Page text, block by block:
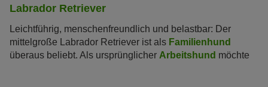
Labrador Retriever
Leichtführig, menschenfreundlich und belastbar: Der
mittelgroße Labrador Retriever ist als Familienhund
überaus beliebt. Als ursprünglicher Arbeitshund möchte